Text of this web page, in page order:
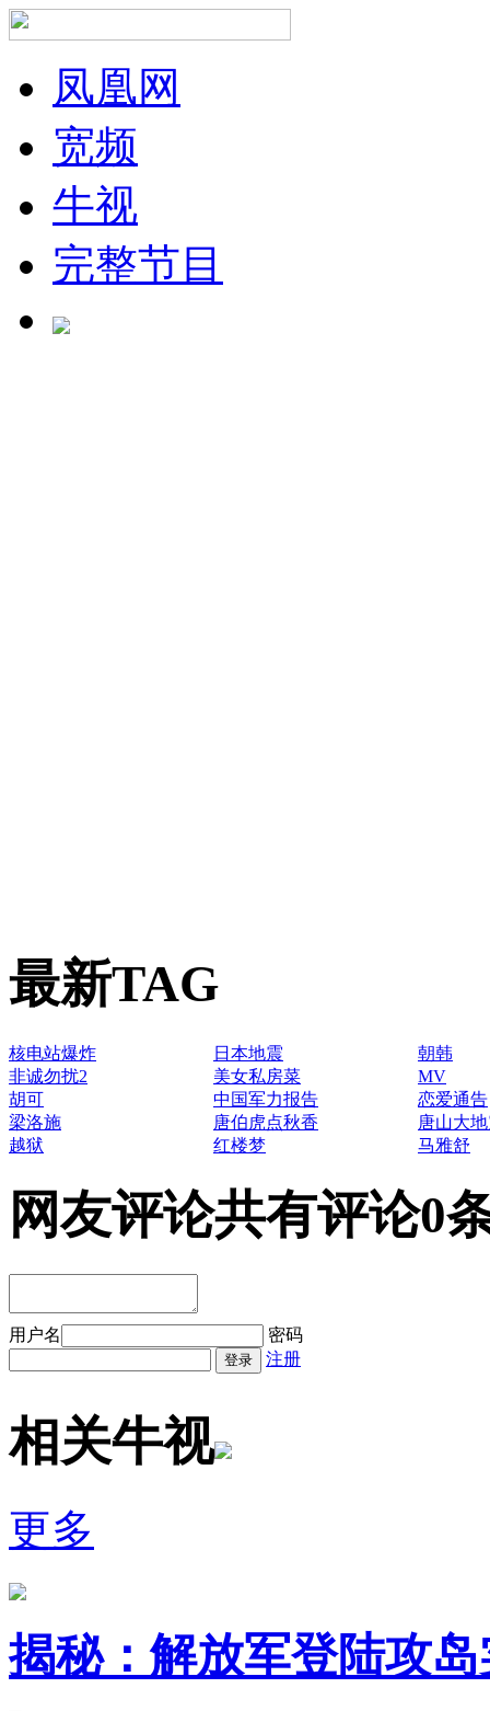
凤凰网
宽频
牛视
完整节目
最新TAG
核电站爆炸 日本地震
朝韩
非诚勿扰2
美女私房菜
MV
胡可
中国军力报告
恋爱通告
梁洛施
唐伯虎点秋香
唐山大
越狱
红楼梦 马雅舒
网友评论共有评论0
用户名
密码
注册
相关牛视
更多
揭秘：解放军登陆攻